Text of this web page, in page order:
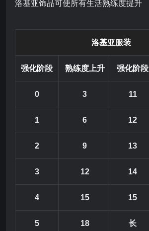
洛基亚饰品可使所有生活熟练度提升
洛基亚服装
强化阶段 熟练度上升 强化阶段
0 3 11
1 6 12
2 9 13
3 12 14
4 15 15
5 18 长